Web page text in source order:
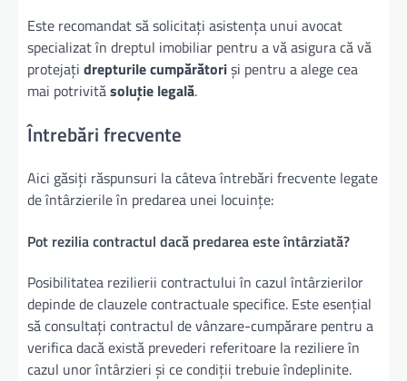
Este recomandat să solicitați asistența unui avocat
specializat în dreptul imobiliar pentru a vă asigura că vă
protejați drepturile cumpărătoriși pentru a alege cea
mai potrivităsoluție legală.
Întrebări frecvente
Aici găsiți răspunsuri la câteva întrebări frecvente legate
de întârzierile în predarea unei locuințe:
Pot rezilia contractul dacă predarea este întârziată?
Posibilitatea rezilierii contractului în cazul întârzierilor
depinde de clauzele contractuale specifice. Este esențial
să consultați contractul de vânzare-cumpărare pentru a
verifica dacă există prevederi referitoare la reziliere în
cazul unor întârzieri și ce condiții trebuie îndeplinite.